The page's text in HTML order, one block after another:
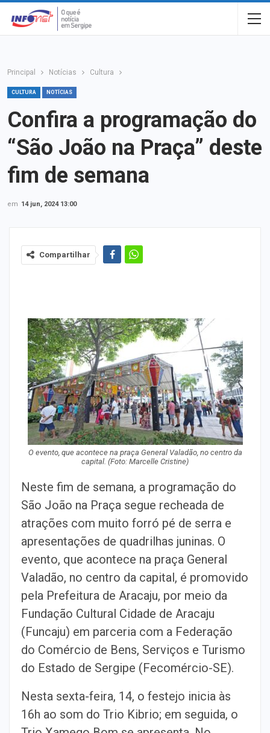
Principal Notícias Cultura
CULTURA NOTÍCIAS
Confira a programação do
“São João na Praça” deste
fim de semana
em 14 jun, 2024 13:00
Compartilhar
O evento, que acontece na praça General Valadão, no centro da
capital. (Foto: Marcelle Cristine)
Neste fim de semana, a programação do
São João na Praça segue recheada de
atrações com muito forró pé de serra e
apresentações de quadrilhas juninas. O
evento, que acontece na praça General
Valadão, no centro da capital, é promovido
pela Prefeitura de Aracaju, por meio da
Fundação Cultural Cidade de Aracaju
(Funcaju) em parceria com a Federação
do Comércio de Bens, Serviços e Turismo
do Estado de Sergipe (Fecomércio-SE).
Nesta sexta-feira, 14, o festejo inicia às
16h ao som do Trio Kibrio; em seguida, o